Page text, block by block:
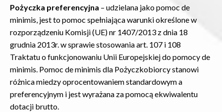
Pożyczka preferencyjna – udzielana jako pomoc de
minimis, jest to pomoc spełniająca warunki określone w
rozporządzeniu Komisji (UE) nr 1407/2013 z dnia 18
grudnia 2013r. w sprawie stosowania art. 107 i 108
Traktatu o funkcjonowaniu Unii Europejskiej do pomocy de
minimis. Pomoc de minimis dla Pożyczkobiorcy stanowi
różnica miedzy oprocentowaniem standardowym a
preferencyjnym i jest wyrażana za pomocą ekwiwalentu
dotacji brutto.